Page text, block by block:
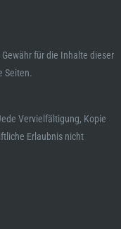
für die Inhalte dieser
Seiten.
Vervielfältigung, Kopie
Erlaubnis nicht